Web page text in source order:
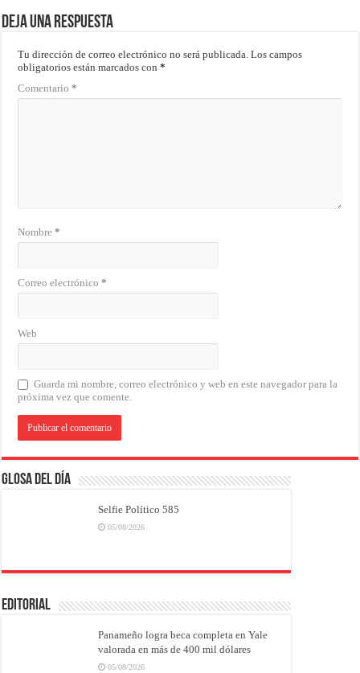
Deja una respuesta
Tu dirección de correo electrónico no será publicada. Los campos
obligatorios están marcados con*
Comentario*
Nombre*
Correo electrónico*
Web
Guarda mi nombre, correo electrónico y web en este navegador para la
próxima vez que comente.
Glosa del Día
Selfie Político 585
05/08/2026
EDITORIAL
Panameño logra beca completa en Yale
valorada en más de 400 mil dólares
05/08/2026